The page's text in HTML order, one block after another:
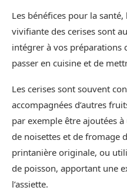
Les bénéfices pour la
vivifiante des cerises sont
intégrer à vos préparations
passer en cuisine et de
Les cerises sont souvent
accompagnées d’autres
par exemple être ajoutées
de noisettes et de fromage
printanière originale, ou
de poisson, apportant une
l’assiette.